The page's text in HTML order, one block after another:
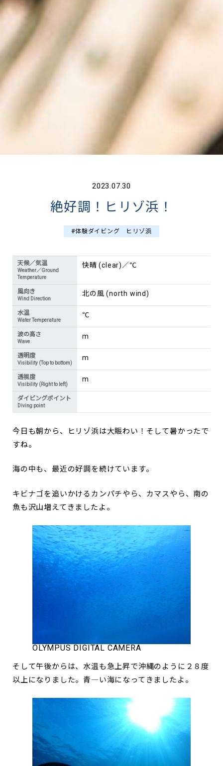
2023.07.30
絶好調！ヒリゾ浜！
#体験ダイビング ヒリゾ浜
天候／気温
Weather／Ground
Temperature
快晴 (clear)／℃
風向き
Wind Direction
北の風 (north wind)
水温
Water Temperature
℃
波の高さ
Wave
m
透明度
Visibility (Top to bottom)
m
透視度
Visibility (Right to left)
m
ダイビングポイント
Diving point
今日も朝から、ヒリゾ浜は大賑わい！そして暑かったで
すね。
海の中も、最近の好調を続けています。
キビナゴを追いかけるカンパチやら、カマスやら、南の
魚も沢山増えてきましたよ。
OLYMPUS DIGITAL CAMERA
そして午後からは、水温も急上昇で沖縄のように２８度
以上になりました。青―い海になってきましたよ。